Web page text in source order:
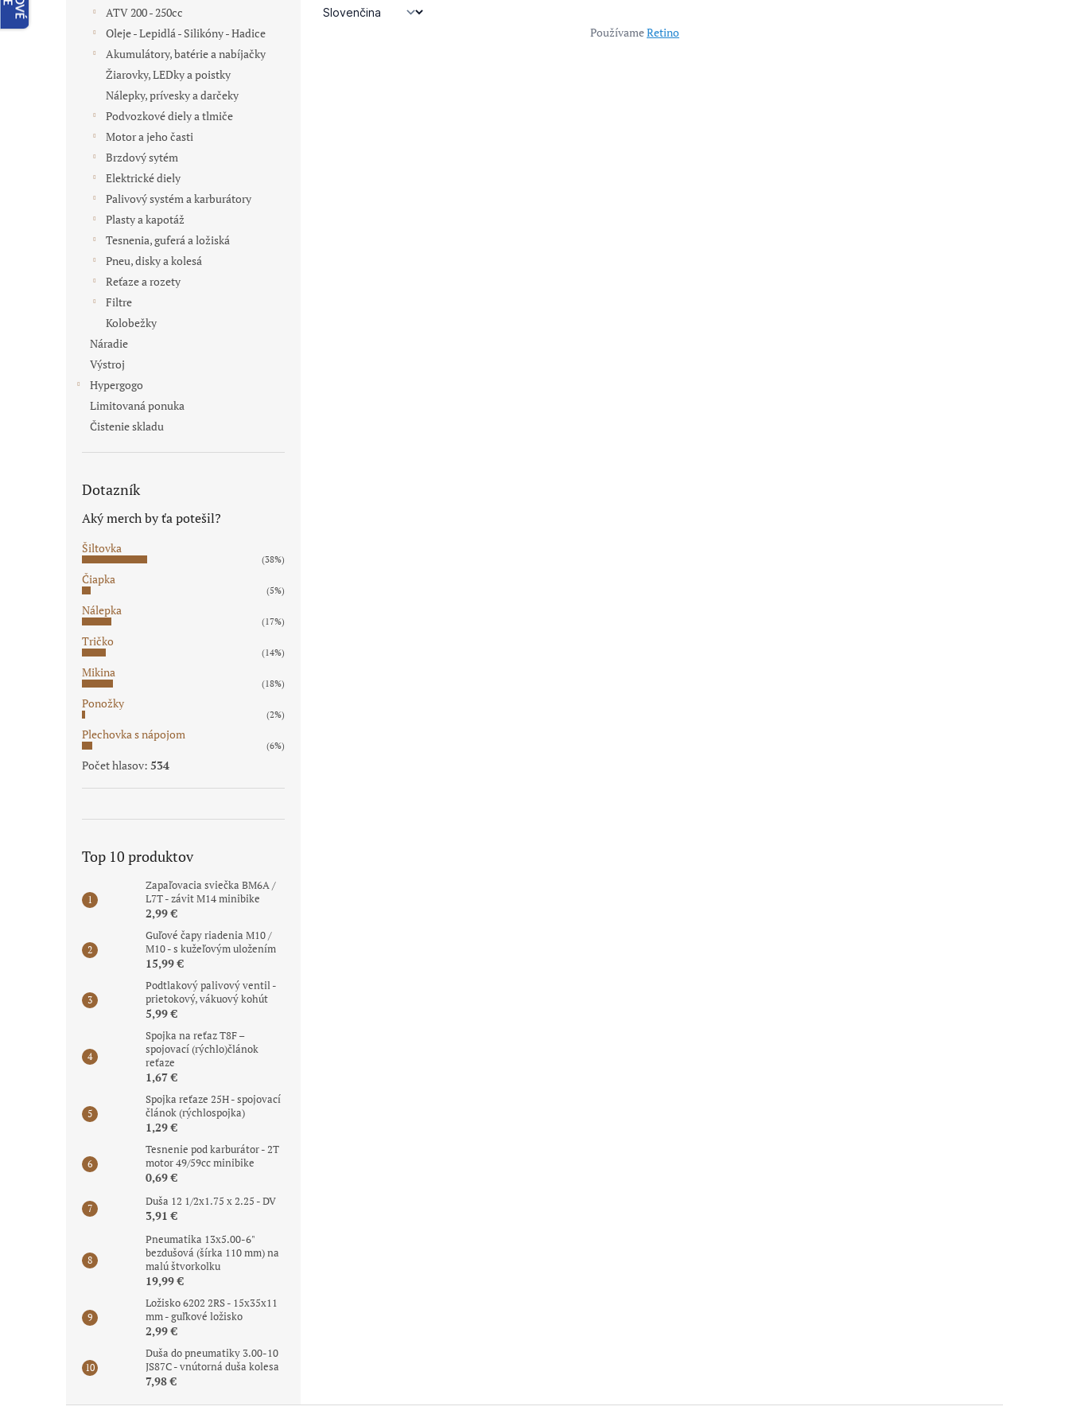
ATV 200 - 250cc
Oleje - Lepidlá - Silikóny - Hadice
Akumulátory, batérie a nabíjačky
Žiarovky, LEDky a poistky
Nálepky, prívesky a darčeky
Podvozkové diely a tlmiče
Motor a jeho časti
Brzdový sytém
Elektrické diely
Palivový systém a karburátory
Plasty a kapotáž
Tesnenia, guferá a ložiská
Pneu, disky a kolesá
Reťaze a rozety
Filtre
Kolobežky
Náradie
Výstroj
Hypergogo
Limitovaná ponuka
Čistenie skladu
Dotazník
Aký merch by ťa potešil?
Šiltovka
(38%)
Čiapka
(5%)
Nálepka
(17%)
Tričko
(14%)
Mikina
(18%)
Ponožky
(2%)
Plechovka s nápojom
(6%)
Počet hlasov: 534
Top 10 produktov
Zapaľovacia sviečka BM6A /
L7T - závit M14 minibike
2,99 €
Guľové čapy riadenia M10 /
M10 - s kužeľovým uložením
15,99 €
Podtlakový palivový ventil -
prietokový, vákuový kohút
5,99 €
Spojka na reťaz T8F –
spojovací (rýchlo)článok
reťaze
1,67 €
Spojka reťaze 25H - spojovací
článok (rýchlospojka)
1,29 €
Tesnenie pod karburátor - 2T
motor 49/59cc minibike
0,69 €
Duša 12 1/2x1.75 x 2.25 - DV
3,91 €
Pneumatika 13x5.00-6"
bezdušová (šírka 110 mm) na
malú štvorkolku
19,99 €
Ložisko 6202 2RS - 15x35x11
mm - guľkové ložisko
2,99 €
Duša do pneumatiky 3.00-10
JS87C - vnútorná duša kolesa
7,98 €
PoužívameRetino